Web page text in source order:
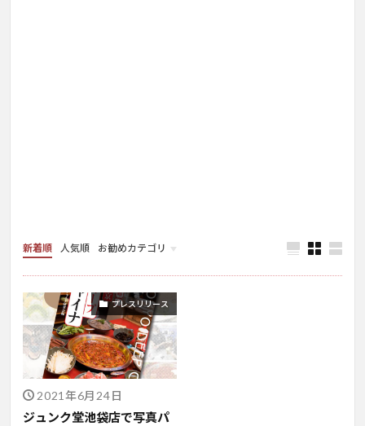
新着順 人気順 お勧めカテゴリ
お店情報
プレスリリース
2021年6月24日
ジュンク堂池袋店で写真パ